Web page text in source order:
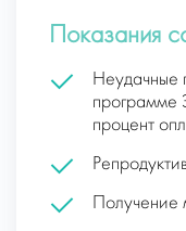
Показания
Неудачные
программе
процент